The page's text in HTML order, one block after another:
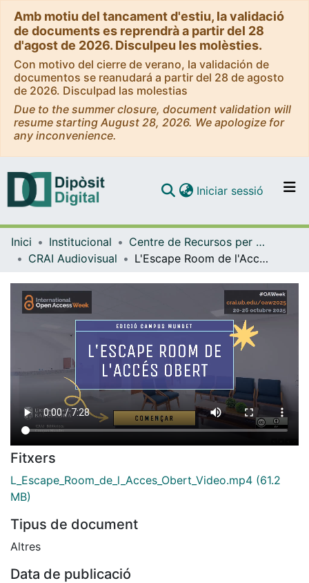
Amb motiu del tancament d'estiu, la validació
de documents es reprendrà a partir del 28
d'agost de 2026. Disculpeu les molèsties.
Con motivo del cierre de verano, la validación de
documentos se reanudará a partir del 28 de agosto
de 2026. Disculpad las molestias
Due to the summer closure, document validation will
resume starting August 28, 2026. We apologize for
any inconvenience.
Navega per tot el DD
Com publicar
Iniciar sessió (current)
Inici Institucional
Centre de Recursos per a l'Aprenentatge i la Investigació (CRAI-UB) - Institucional
CRAI Audiovisual
L'Escape Room de l'Accés Obert - Setmana de l'Accés Obert 2025 [vídeo]
Fitxers
L_Escape_Room_de_l_Acces_Obert_Video.mp4 (61.2
MB)
Tipus de document
Altres
Data de publicació